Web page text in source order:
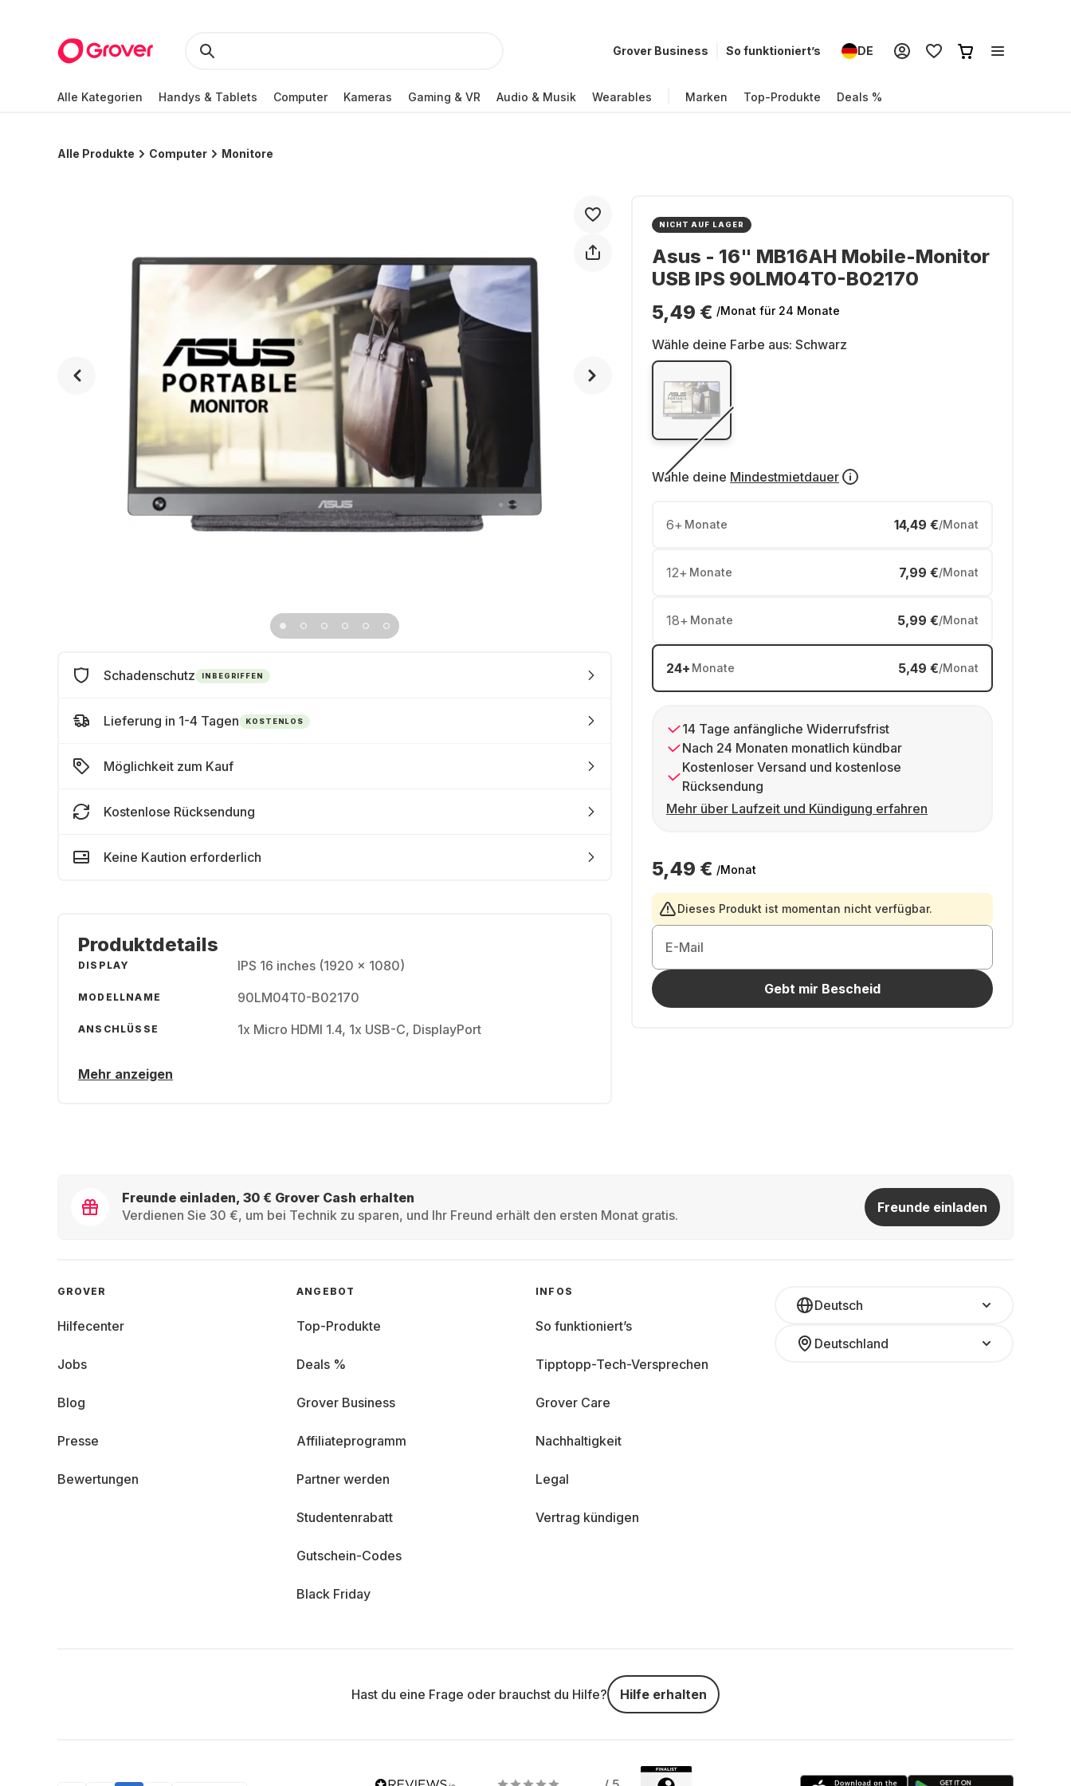
Grover Business So funktioniert’s DE
Alle Kategorien Handys & Tablets Computer Kameras Gaming & VR Audio & Musik Wearables Marken Top-Produkte Deals %
Alle Produkte Computer Monitore
NICHT AUF LAGER
Asus - 16" MB16AH Mobile-Monitor
USB IPS 90LM04T0-B02170
5,49 € /Monat für 24 Monate
Wähle deine Farbe aus: Schwarz
Wähle deine Mindestmietdauer
6+ Monate 14,49 €/Monat
12+ Monate 7,99 €/Monat
18+ Monate 5,99 €/Monat
24+ Monate 5,49 €/Monat
14 Tage anfängliche Widerrufsfrist
Nach 24 Monaten monatlich kündbar
Kostenloser Versand und kostenlose
Rücksendung
Mehr über Laufzeit und Kündigung erfahren
5,49 € /Monat
Dieses Produkt ist momentan nicht verfügbar.
E-Mail
Gebt mir Bescheid
Schadenschutz INBEGRIFFEN
Lieferung in 1-4 Tagen KOSTENLOS
Möglichkeit zum Kauf
Kostenlose Rücksendung
Keine Kaution erforderlich
Produktdetails
DISPLAY IPS 16 inches (1920 x 1080)
MODELLNAME 90LM04T0-B02170
ANSCHLÜSSE 1x Micro HDMI 1.4, 1x USB-C, DisplayPort
Mehr anzeigen
Freunde einladen, 30 € Grover Cash erhalten
Verdienen Sie 30 €, um bei Technik zu sparen, und Ihr Freund erhält den ersten Monat gratis.
Freunde einladen
Deutsch
Deutschland
GROVER
Hilfecenter
Jobs
Blog
Presse
Bewertungen
ANGEBOT
Top-Produkte
Deals %
Grover Business
Affiliateprogramm
Partner werden
Studentenrabatt
Gutschein-Codes
Black Friday
INFOS
So funktioniert’s
Tipptopp-Tech-Versprechen
Grover Care
Nachhaltigkeit
Legal
Vertrag kündigen
Hast du eine Frage oder brauchst du Hilfe? Hilfe erhalten